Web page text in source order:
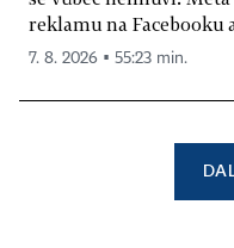
reklamu na Facebooku
7. 8. 2026 ▪ 55:23 min.